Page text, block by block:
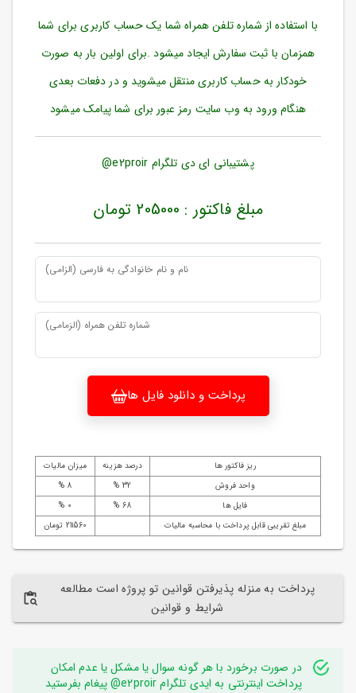
بازیابی
رمز
مندی
ها
با استفاده از شماره تلفن همراه شما یک حساب کاربری برای شما
همزمان با ثبت سفارش ایجاد میشود .برای اولین بار به صورت
خودکار به حساب کاربری منتقل میشوید و در دفعات بعدی
هنگام ورود به وب سایت رمز عبور برای شما پیامک میشود
پشتیبانی ای دی تلگرام e2proir@
مبلغ فاکتور : 205000 تومان
نام و نام خانوادگی به فارسی (الزامی)
شماره تلفن همراه (الزمامی)
پرداخت و دانلود فایل ها
ریز فاکتور ها درصد هزینه
میزان مالیات
واحد فروش
32 %
8 %
فایل ها
68 %
0 %
مبلغ تقریبی قابل پرداخت با محاسبه مالیات
211560 تومان
پرداخت به منزله پذیرفتن قوانین تو پروژه است مطالعه
شرایط و قوانین
در صورت برخورد با هر گونه سوال یا مشکل یا عدم امکان
پرداخت اینترنتی به ایدی تلگرام e2proir@ پیغام بفرستید